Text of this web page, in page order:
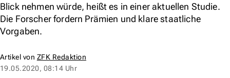
Blick nehmen würde, heißt es in einer aktuellen Studie.
Die Forscher fordern Prämien und klare staatliche
Vorgaben.
Artikel von ZFK Redaktion
19.05.2020, 08:14 Uhr